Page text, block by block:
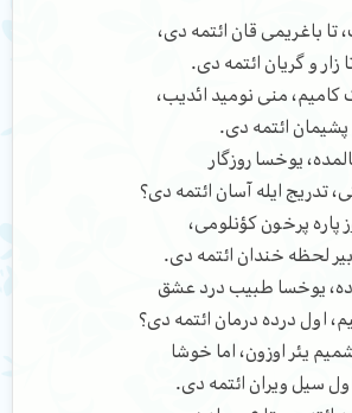
تا باغریمی قان ائتمه دی،
زار و گریان ائتمه دی.
منی نومید ائدیب،
ائتمه دی.
یوخسا روزگار
تدریج ایله آسان ائتمه دی؟
پاره پرخون کؤنلومی،
لحظه خندان ائتمه دی.
یوخسا طبیب درد عشق
اول درده درمان ائتمه دی؟
یئر اوزون، اما خوشا
سیل ویران ائتمه دی.